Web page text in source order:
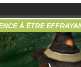
À ÊTRE